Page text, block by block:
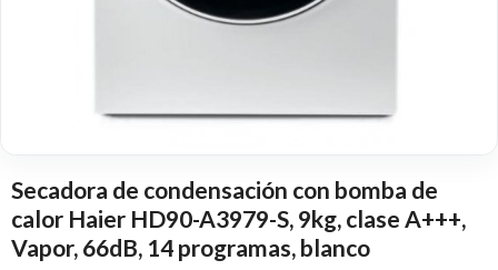
Secadora de condensación con bomba de
calor Haier HD90-A3979-S, 9kg, clase A+++,
Vapor, 66dB, 14 programas, blanco